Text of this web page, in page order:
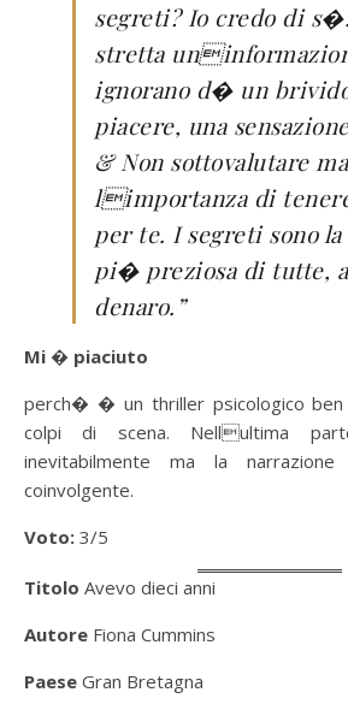
segreti? Io credo di
stretta
ignorano d� un
piacere, una
& Non sottovalutare
limportanza di
per te. I segreti sono
pi� preziosa di tutte,
denaro.”
Mi � piaciuto
perch� � un thriller psicologico
colpi di scena. Nellultima
inevitabilmente ma la narrazione
coinvolgente.
Voto: 3/5
Titolo Avevo dieci anni
Autore Fiona Cummins
Paese Gran Bretagna